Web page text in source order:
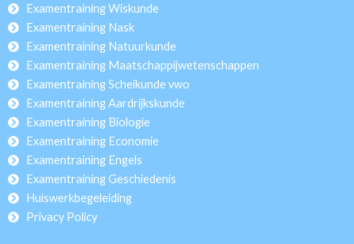
Examentraining Wiskunde
Examentraining Nask
Examentraining Natuurkunde
Examentraining Maatschappijwetenschappen
Examentraining Scheikunde vwo
Examentraining Aardrijkskunde
Examentraining Biologie
Examentraining Economie
Examentraining Engels
Examentraining Geschiedenis
Huiswerkbegeleiding
Privacy Policy